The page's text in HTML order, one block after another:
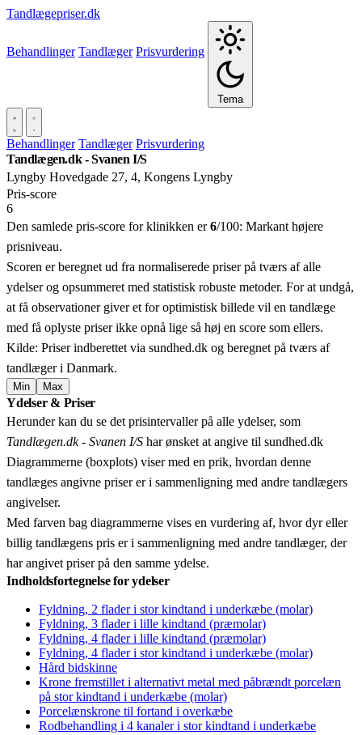
Tandlægepriser.dk
Behandlinger Tandlæger Prisvurdering
Tema
Behandlinger Tandlæger Prisvurdering
Tandlægen.dk - Svanen I/S
Lyngby Hovedgade 27, 4, Kongens Lyngby
Pris‑score
6
Den samlede pris-score for klinikken er6/100: Markant højere
prisniveau.
Scoren er beregnet ud fra normaliserede priser på tværs af alle
ydelser og opsummeret med statistisk robuste metoder. For at undgå,
at få observationer giver et for optimistisk billede vil en tandlæge
med få oplyste priser ikke opnå lige så høj en score som ellers.
Kilde: Priser indberettet via sundhed.dk og beregnet på tværs af
tandlæger i Danmark.
Min Max
+
−
Ydelser & Priser
Herunder kan du se det prisintervaller på alle ydelser, som
Tandlægen.dk - Svanen I/S har ønsket at angive til sundhed.dk
Diagrammerne (boxplots) viser med en prik, hvordan denne
tandlæges angivne priser er i sammenligning med andre tandlægers
angivelser.
Med farven bag diagrammerne vises en vurdering af, hvor dyr eller
billig tandlægens pris er i sammenligning med andre tandlæger, der
har angivet priser på den samme ydelse.
Indholdsfortegnelse for ydelser
Fyldning, 2 flader i stor kindtand i underkæbe (molar)
Fyldning, 3 flader i lille kindtand (præmolar)
Fyldning, 4 flader i lille kindtand (præmolar)
Fyldning, 4 flader i stor kindtand i underkæbe (molar)
Hård bidskinne
Krone fremstillet i alternativt metal med påbrændt porcelæn
på stor kindtand i underkæbe (molar)
Porcelænskrone til fortand i overkæbe
Rodbehandling i 4 kanaler i stor kindtand i underkæbe